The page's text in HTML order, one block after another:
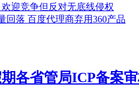
迎竞争但反对无底线侵权
回落 百度代理商弃用360产品
各省管局ICP备案